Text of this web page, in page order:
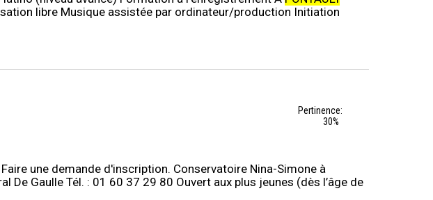
libre Musique assistée par ordinateur/production Initiation
Pertinence:
30%
une demande d'inscription. Conservatoire Nina-Simone à
De Gaulle Tél. : 01 60 37 29 80 Ouvert aux plus jeunes (dès l’âge de